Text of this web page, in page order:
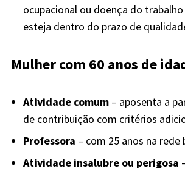
ocupacional ou doença do
esteja dentro do prazo de
Mulher com 60 anos de
Atividade comum – aposenta a
de contribuição com critérios
Professora – com 25 anos na rede
Atividade insalubre ou perigosa